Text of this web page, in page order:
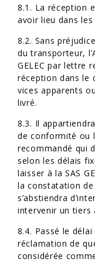
8.1. La réception
avoir lieu dans
8.2. Sans
du transporteur,
GELEC par lettre
réception dans le
vices apparents
livré.
8.3. Il
de conformité ou
recommandé qui
selon les délais
laisser à la SAS
la constatation
s’abstiendra
intervenir un tiers
8.4. Passé le
réclamation de
considérée